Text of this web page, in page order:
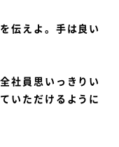
伝えよ。手は良い
社員思いっきりい
いただけるように